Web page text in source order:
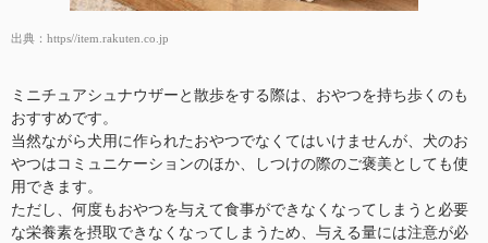
出典： https//item.rakuten.co.jp
ミニチュアシュナウザーと散歩をする際は、おやつを持ち歩くのも
おすすめです。
当然ながら犬用に作られたおやつでなくてはいけませんが、犬のお
やつはコミュニケーションのほか、しつけの際のご褒美としても使
用できます。
ただし、何度もおやつを与えて食事ができなくなってしまうと必要
な栄養素を摂取できなくなってしまうため、与える量には注意が必